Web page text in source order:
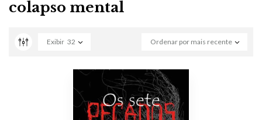
colapso mental
Ordenar por mais recente
Exibir 32